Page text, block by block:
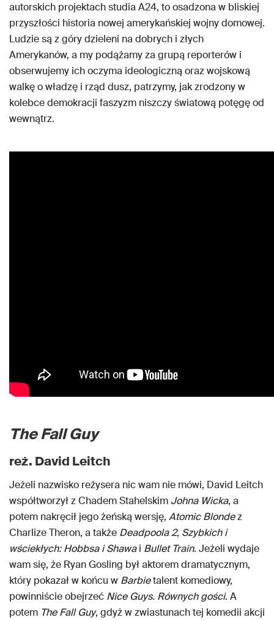
autorskich projektach studia A24, to osadzona w bliskiej
przyszłości historia nowej amerykańskiej wojny domowej.
Ludzie są z góry dzieleni na dobrych i złych
Amerykanów, a my podążamy za grupą reporterów i
obserwujemy ich oczyma ideologiczną oraz wojskową
walkę o władzę i rząd dusz, patrzymy, jak zrodzony w
kolebce demokracji faszyzm niszczy światową potęgę od
wewnątrz.
The Fall Guy
reż. David Leitch
Jeżeli nazwisko reżysera nic wam nie mówi, David Leitch
współtworzył z Chadem Stahelskim Johna Wicka, a
potem nakręcił jego żeńską wersję, Atomic Blondez
Charlize Theron, a także Deadpoola 2, Szybkich i
wściekłych: Hobbsa i Shawai Bullet Train. Jeżeli wydaje
wam się, że Ryan Gosling był aktorem dramatycznym,
który pokazał w końcu w Barbietalent komediowy,
powinniście obejrzeć Nice Guys. Równych gości. A
potem The Fall Guy, gdyż w zwiastunach tej komedii akcji